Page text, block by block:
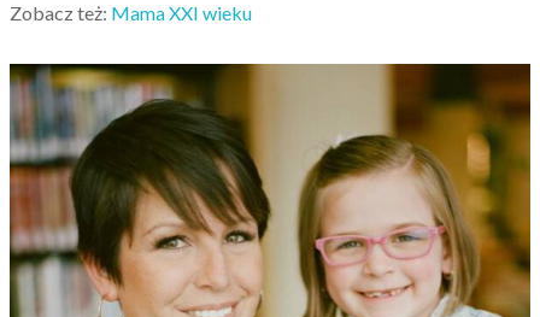
Zobacz też: Mama XXI wieku